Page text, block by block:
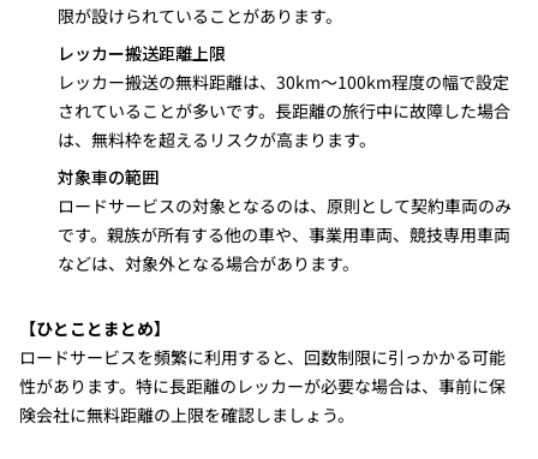
限が設けられていることがあります。
レッカー搬送距離上限
レッカー搬送の無料距離は、30km〜100km程度の幅で設定
されていることが多いです。長距離の旅行中に故障した場合
は、無料枠を超えるリスクが高まります。
対象車の範囲
ロードサービスの対象となるのは、原則として契約車両のみ
です。親族が所有する他の車や、事業用車両、競技専用車両
などは、対象外となる場合があります。
【ひとことまとめ】
ロードサービスを頻繁に利用すると、回数制限に引っかかる可能
性があります。特に長距離のレッカーが必要な場合は、事前に保
険会社に無料距離の上限を確認しましょう。